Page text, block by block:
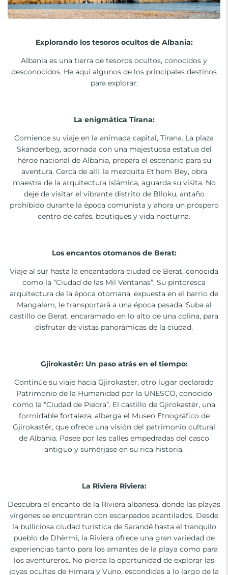
Explorando los tesoros ocultos de Albania:
Albania es una tierra de tesoros ocultos, conocidos y
desconocidos. He aquí algunos de los principales destinos
para explorar:
La enigmática Tirana:
Comience su viaje en la animada capital, Tirana. La plaza
Skanderbeg, adornada con una majestuosa estatua del
héroe nacional de Albania, prepara el escenario para su
aventura. Cerca de allí, la mezquita Et’hem Bey, obra
maestra de la arquitectura islámica, aguarda su visita. No
deje de visitar el vibrante distrito de Blloku, antaño
prohibido durante la época comunista y ahora un próspero
centro de cafés, boutiques y vida nocturna.
Los encantos otomanos de Berat:
Viaje al sur hasta la encantadora ciudad de Berat, conocida
como la “Ciudad de las Mil Ventanas”. Su pintoresca
arquitectura de la época otomana, expuesta en el barrio de
Mangalem, le transportará a una época pasada. Suba al
castillo de Berat, encaramado en lo alto de una colina, para
disfrutar de vistas panorámicas de la ciudad.
Gjirokastër: Un paso atrás en el tiempo:
Continúe su viaje hacia Gjirokastër, otro lugar declarado
Patrimonio de la Humanidad por la UNESCO, conocido
como la “Ciudad de Piedra”. El castillo de Gjirokastër, una
formidable fortaleza, alberga el Museo Etnográfico de
Gjirokastër, que ofrece una visión del patrimonio cultural
de Albania. Pasee por las calles empedradas del casco
antiguo y sumérjase en su rica historia.
La Riviera Riviera:
Descubra el encanto de la Riviera albanesa, donde las playas
vírgenes se encuentran con escarpados acantilados. Desde
la bulliciosa ciudad turística de Sarandë hasta el tranquilo
pueblo de Dhërmi, la Riviera ofrece una gran variedad de
experiencias tanto para los amantes de la playa como para
los aventureros. No pierda la oportunidad de explorar las
joyas ocultas de Himara y Vuno, escondidas a lo largo de la